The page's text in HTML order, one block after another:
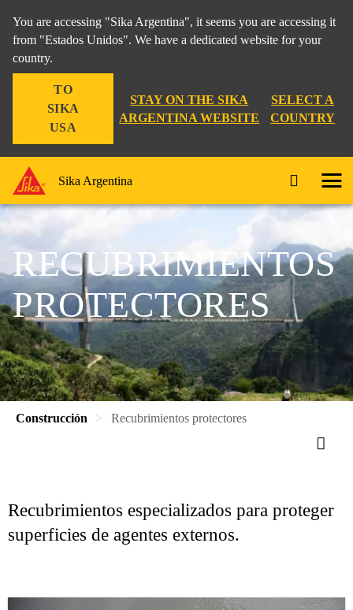
You are accessing "Sika Argentina", it seems you are accessing it
from "Estados Unidos". We have a dedicated website for your
country.
TO
SIKA
USA
STAY ON THE SIKA
ARGENTINA WEBSITE
SELECT A
COUNTRY
Sika Argentina
RECUBRIMIENTOS
PROTECTORES
Construcción Recubrimientos protectores
Recubrimientos especializados para proteger
superficies de agentes externos.